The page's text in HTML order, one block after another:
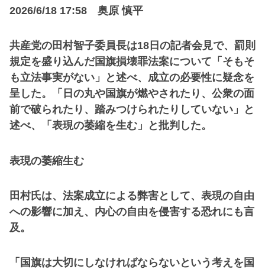
2026/6/18 17:58 奥原 慎平
共産党の田村智子委員長は18日の記者会見で、罰則
規定を盛り込んだ国旗損壊罪法案について「そもそ
も立法事実がない」と述べ、成立の必要性に疑念を
呈した。「日の丸や国旗が燃やされたり、公衆の面
前で破られたり、踏みつけられたりしていない」と
述べ、「表現の萎縮を生む」と批判した。
表現の萎縮生む
田村氏は、法案成立による弊害として、表現の自由
への影響に加え、内心の自由を侵害する恐れにも言
及。
「国旗は大切にしなければならないという考えを国